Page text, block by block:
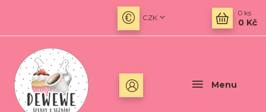
Menu
CZK
0 ks
0 Kč